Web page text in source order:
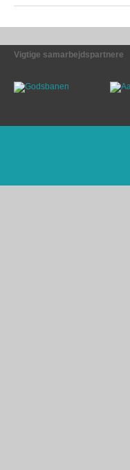
Vigtige samarbejdspartnere